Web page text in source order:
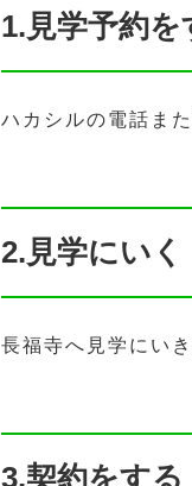
1.見学予約を
ハカシルの電話ま
2.見学にいく
長福寺へ見学にい
3.契約をする